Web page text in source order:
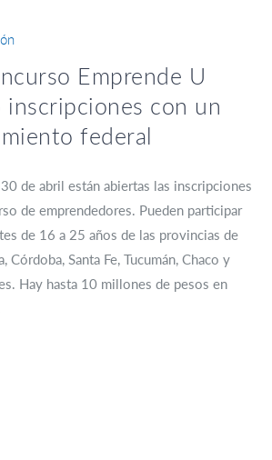
Emprende U
inscripciones con un
federal
de abril están abiertas las inscripciones
de emprendedores. Pueden participar
de 16 a 25 años de las provincias de
Córdoba, Santa Fe, Tucumán, Chaco y
Hay hasta 10 millones de pesos en